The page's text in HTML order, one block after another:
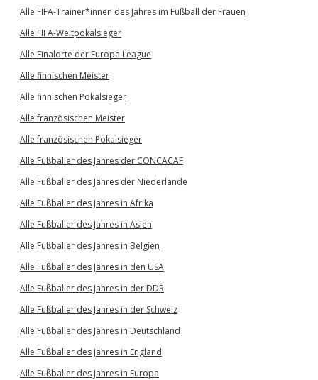
Alle FIFA-Trainer*innen des Jahres im Fußball der Frauen
Alle FIFA-Weltpokalsieger
Alle Finalorte der Europa League
Alle finnischen Meister
Alle finnischen Pokalsieger
Alle französischen Meister
Alle französischen Pokalsieger
Alle Fußballer des Jahres der CONCACAF
Alle Fußballer des Jahres der Niederlande
Alle Fußballer des Jahres in Afrika
Alle Fußballer des Jahres in Asien
Alle Fußballer des Jahres in Belgien
Alle Fußballer des Jahres in den USA
Alle Fußballer des Jahres in der DDR
Alle Fußballer des Jahres in der Schweiz
Alle Fußballer des Jahres in Deutschland
Alle Fußballer des Jahres in England
Alle Fußballer des Jahres in Europa